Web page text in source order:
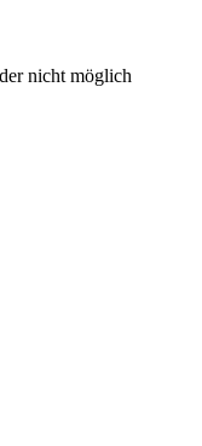
nicht möglich